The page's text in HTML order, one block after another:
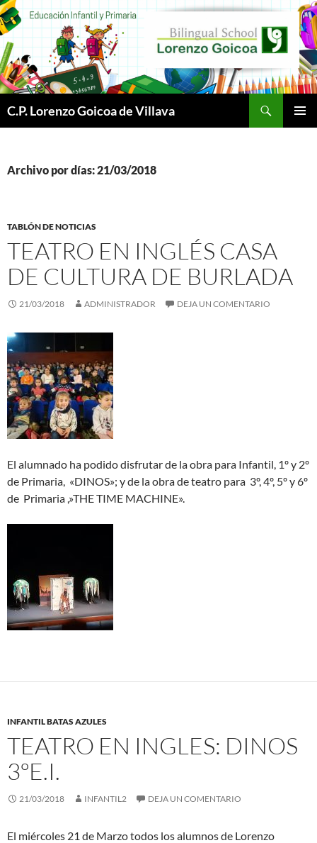
C.P. Lorenzo Goicoa de Villava
Archivo por días: 21/03/2018
TABLÓN DE NOTICIAS
TEATRO EN INGLÉS CASA
DE CULTURA DE BURLADA
21/03/2018 ADMINISTRADOR DEJA UN COMENTARIO
El alumnado ha podido disfrutar de la obra para Infantil, 1º y 2º
de Primaria, «DINOS»; y de la obra de teatro para 3º, 4º, 5º y 6º
de Primaria ,»THE TIME MACHINE».
INFANTIL BATAS AZULES
TEATRO EN INGLES: DINOS
3ºE.I.
21/03/2018 INFANTIL2 DEJA UN COMENTARIO
El miércoles 21 de Marzo todos los alumnos de Lorenzo